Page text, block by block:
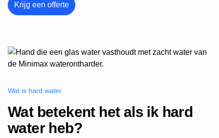
Krijg een offerte
Wat is hard water
Wat betekent het als ik hard
water heb?